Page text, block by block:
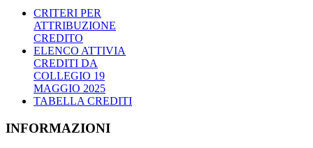
CRITERI PER
ATTRIBUZIONE
CREDITO
ELENCO ATTIVIA
CREDITI DA
COLLEGIO 19
MAGGIO 2025
TABELLA CREDITI
INFORMAZIONI